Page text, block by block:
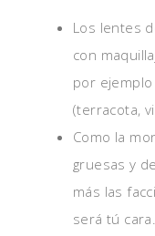
Los lentes
con
por
(terracota,
Como la
gruesas y
más las
será tú cara.